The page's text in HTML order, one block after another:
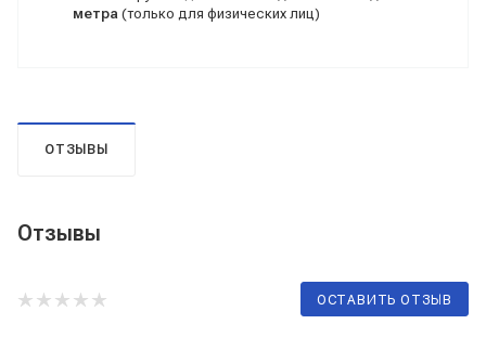
метра (только для физических лиц)
ОТЗЫВЫ
Отзывы
ОСТАВИТЬ ОТЗЫВ